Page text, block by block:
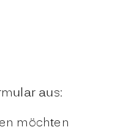
aus:
möchten